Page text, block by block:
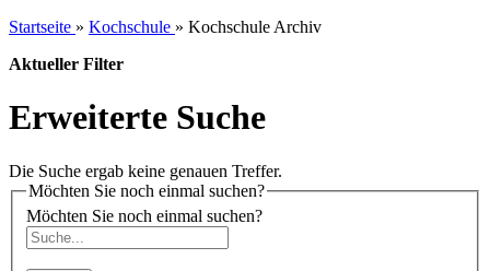
Startseite » Kochschule » Kochschule Archiv
Aktueller Filter
Erweiterte Suche
Die Suche ergab keine genauen Treffer.
Möchten Sie noch einmal suchen?
Möchten Sie noch einmal suchen?